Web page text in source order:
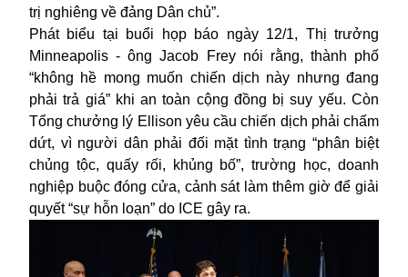
trị nghiêng về đảng Dân chủ”.
Phát biểu tại buổi họp báo ngày 12/1, Thị trưởng
Minneapolis - ông Jacob Frey nói rằng, thành phố
“không hề mong muốn chiến dịch này nhưng đang
phải trả giá” khi an toàn cộng đồng bị suy yếu. Còn
Tổng chưởng lý Ellison yêu cầu chiến dịch phải chấm
dứt, vì người dân phải đối mặt tình trạng “phân biệt
chủng tộc, quấy rối, khủng bố”, trường học, doanh
nghiệp buộc đóng cửa, cảnh sát làm thêm giờ để giải
quyết “sự hỗn loạn” do ICE gây ra.